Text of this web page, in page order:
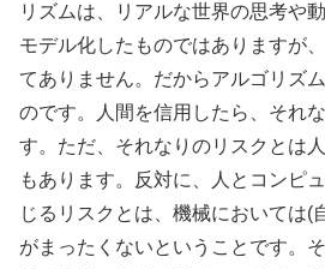
リズムは、リアルな世界の思考や
モデル化したものではありますが
てありません。だからアルゴリズ
のです。人間を信用したら、それ
す。ただ、それなりのリスクとは
もあります。反対に、人とコンピ
じるリスクとは、機械においては(
がまったくないということです。